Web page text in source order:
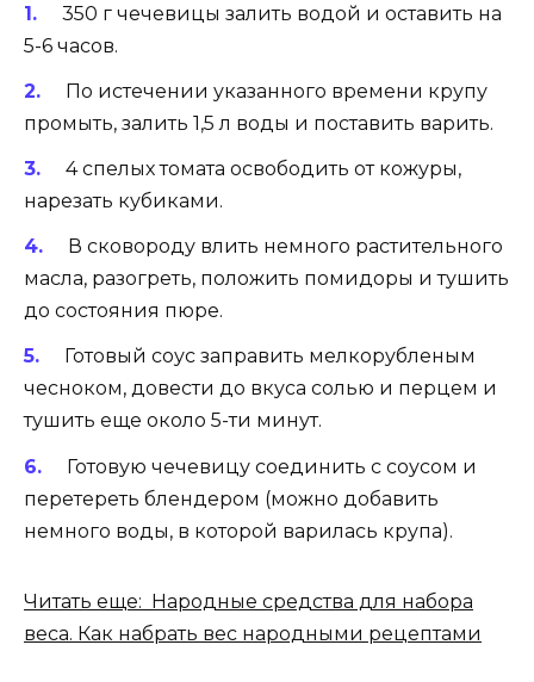
350 г чечевицы залить водой и оставить на
5-6 часов.
По истечении указанного времени крупу
промыть, залить 1,5 л воды и поставить варить.
4 спелых томата освободить от кожуры,
нарезать кубиками.
В сковороду влить немного растительного
масла, разогреть, положить помидоры и тушить
до состояния пюре.
Готовый соус заправить мелкорубленым
чесноком, довести до вкуса солью и перцем и
тушить еще около 5-ти минут.
Готовую чечевицу соединить с соусом и
перетереть блендером (можно добавить
немного воды, в которой варилась крупа).
Читать еще: Народные средства для набора
веса. Как набрать вес народными рецептами